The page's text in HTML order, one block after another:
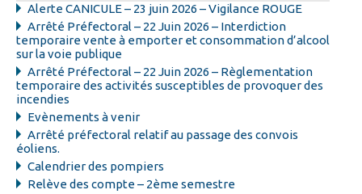
Alerte CANICULE – 23 juin 2026 – Vigilance ROUGE
Arrêté Préfectoral – 22 Juin 2026 – Interdiction
temporaire vente à emporter et consommation d’alcool
sur la voie publique
Arrêté Préfectoral – 22 Juin 2026 – Règlementation
temporaire des activités susceptibles de provoquer des
incendies
Evènements à venir
Arrêté préfectoral relatif au passage des convois
éoliens.
Calendrier des pompiers
Relève des compte – 2ème semestre